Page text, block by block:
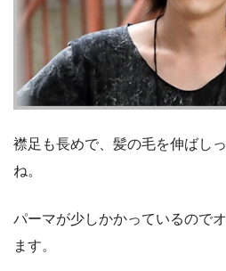
襟足も長めで、髪の毛を伸ばし
ね。
パーマが少しかかっているので
ます。